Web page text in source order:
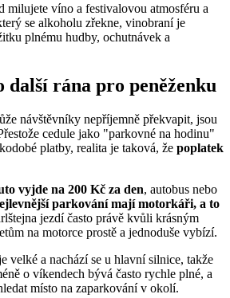
milujete víno a festivalovou atmosféru a
se alkoholu zřekne, vinobraní je
plnému hudby, ochutnávek a
rána pro peněženku
návštěvníky nepříjemně překvapit, jsou
cedule jako "parkovné na hodinu"
platby, realita je taková, že poplatek
vyjde na 200 Kč za den, autobus nebo
parkování mají motorkáři, a to
jezdí často právě kvůli krásným
na motorce prostě a jednoduše vybízí.
velké a nachází se u hlavní silnice, takže
o víkendech bývá často rychle plné, a
místo na zaparkování v okolí.